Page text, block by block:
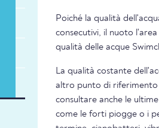
Poiché la qualità
consecutivi, il nuoto
qualità delle acque
La qualità costante
altro punto di riferimento
consultare anche le
come le forti piogge o i